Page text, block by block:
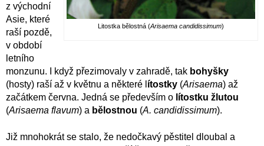
Litostka bělostná (Arisaema candidissimum)
z východní
Asie, které
raší pozdě,
v období
letního
monzunu. I když přezimovaly v zahradě, tak bohyšky
(hosty) raší až v květnu a některé l ítostky (Arisaema) až
začátkem června. Jedná se především o lítostku žlutou
(Arisaema flavum) a bělostnou (A. candidissimum).
Již mnohokrát se stalo, že nedočkavý pěstitel dloubal a